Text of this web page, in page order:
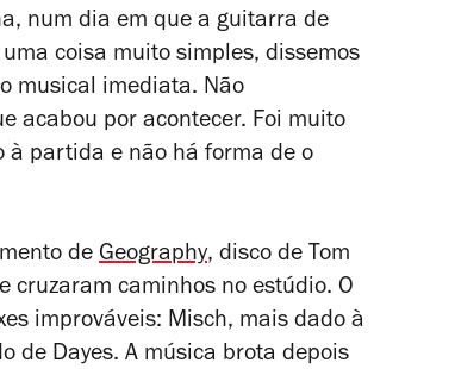
num dia em que a guitarra de
coisa muito simples, dissemos
musical imediata. Não
acabou por acontecer. Foi muito
à partida e não há forma de o
de Geography, disco de Tom
cruzaram caminhos no estúdio. O
improváveis: Misch, mais dado à
de Dayes. A música brota depois